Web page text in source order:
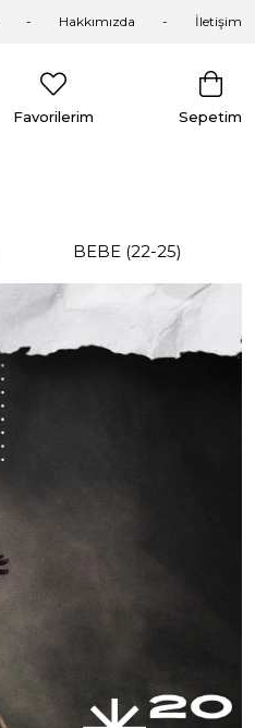
Hakkımızda İletişim
Sepetim
Favorilerim
BEBE (22-25)